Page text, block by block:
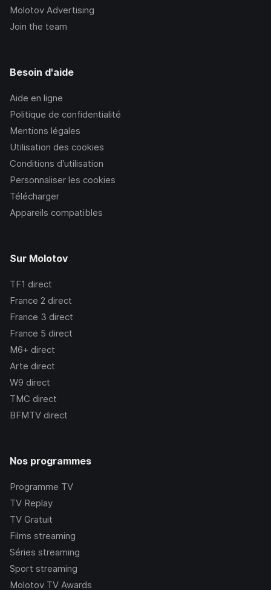
Molotov Advertising
Join the team
Besoin d'aide
Aide en ligne
Politique de confidentialité
Mentions légales
Utilisation des cookies
Conditions d’utilisation
Personnaliser les cookies
Télécharger
Appareils compatibles
Sur Molotov
TF1 direct
France 2 direct
France 3 direct
France 5 direct
M6+ direct
Arte direct
W9 direct
TMC direct
BFMTV direct
Nos programmes
Programme TV
TV Replay
TV Gratuit
Films streaming
Séries streaming
Sport streaming
Molotov TV Awards